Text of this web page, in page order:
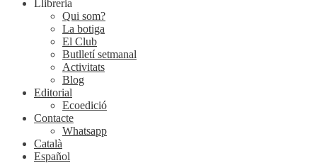
Llibreria
Qui som?
La botiga
El Club
Butlletí setmanal
Activitats
Blog
Editorial
Ecoedició
Contacte
Whatsapp
Català
Español